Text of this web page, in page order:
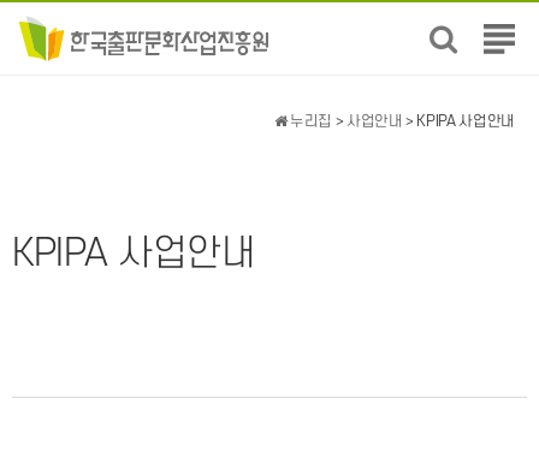
전
뉴
KPIPA 사업안내
누리집 > 사업안내 > KPIPA 사업안내